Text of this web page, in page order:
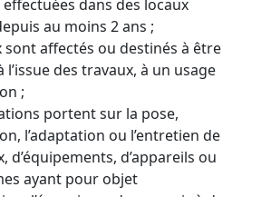
dans des locaux
au moins 2 ans ;
sont affectés ou destinés à être
l’issue des travaux, à un usage
;
portent sur la pose,
l’adaptation ou l’entretien de
d’équipements, d’appareils ou
ayant pour objet